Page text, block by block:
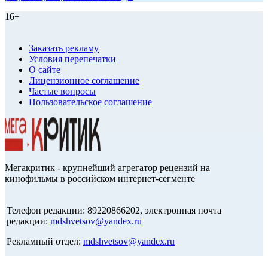
16+
Заказать рекламу
Условия перепечатки
О сайте
Лицензионное соглашение
Частые вопросы
Пользовательское соглашение
Мегакритик - крупнейший агрегатор рецензий на
кинофильмы в российском интернет-сегменте
Телефон редакции: 89220866202, электронная почта
редакции: mdshvetsov@yandex.ru
Рекламный отдел: mdshvetsov@yandex.ru